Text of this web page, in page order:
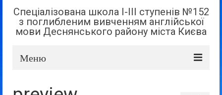
Спеціалізована школа І-ІІІ ступенів №152
з поглибленим вивченням англійської
мови Деснянського району міста Києва
Меню
Про школу